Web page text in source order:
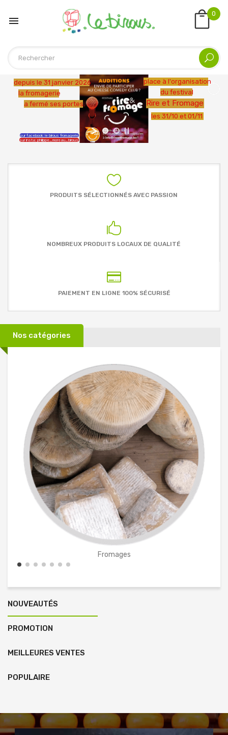

0
PRODUITS SÉLECTIONNÉS AVEC PASSION
NOMBREUX PRODUITS LOCAUX DE QUALITÉ
PAIEMENT EN LIGNE 100% SÉCURISÉ
Nos catégories
Fromages
NOUVEAUTÉS
PROMOTION
MEILLEURES VENTES
POPULAIRE